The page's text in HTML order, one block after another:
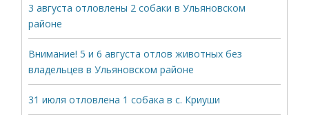
3 августа отловлены 2 собаки в Ульяновском
районе
Внимание! 5 и 6 августа отлов животных без
владельцев в Ульяновском районе
31 июля отловлена 1 собака в с. Криуши